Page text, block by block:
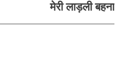
मेरी लाड़ली बहना